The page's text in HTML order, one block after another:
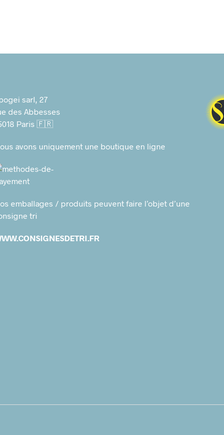
sarl, 27
des Abbesses
Paris 🇫🇷
avons uniquement une boutique en ligne
emballages / produits peuvent faire l’objet d’une
tri